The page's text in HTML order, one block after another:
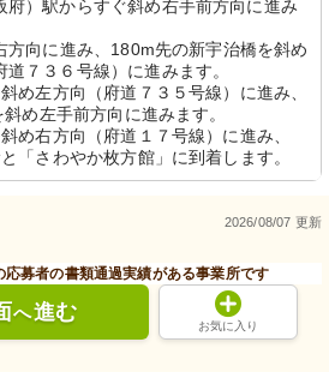
府）駅からすぐ斜め右手前方向に進み
方向に進み、180m先の新宇治橋を斜め
道７３６号線）に進みます。
め左方向（府道７３５号線）に進み、
め左手前方向に進みます。
め右方向（府道１７号線）に進み、
「さわやか枚方館」に到着します。
2026/08/07 更新
応募者の書類通過実績がある事業所です
へ進む
お気に入り